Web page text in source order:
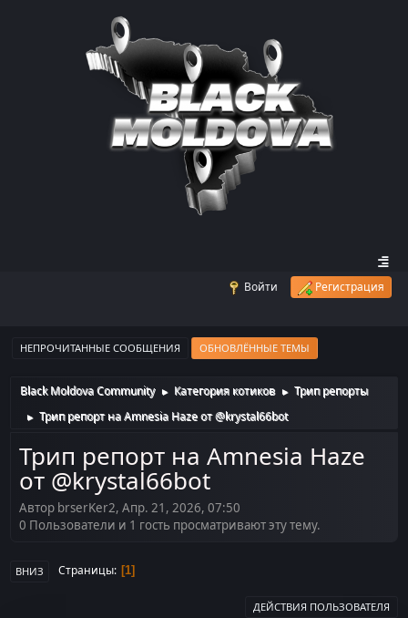
Войти Регистрация
НЕПРОЧИТАННЫЕ СООБЩЕНИЯ ОБНОВЛЁННЫЕ ТЕМЫ
Black Moldova Community ► Категория котиков ► Трип репорты
► Трип репорт на Amnesia Haze от @krystal66bot
Трип репорт на Amnesia Haze
от @krystal66bot
Автор brserKer2, Апр. 21, 2026, 07:50
0 Пользователи и 1 гость просматривают эту тему.
ВНИЗ Страницы 1
ДЕЙСТВИЯ ПОЛЬЗОВАТЕЛЯ